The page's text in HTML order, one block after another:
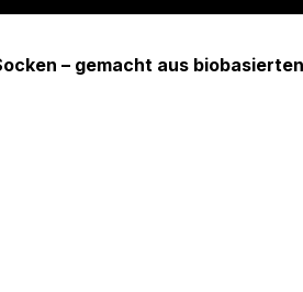
– gemacht aus